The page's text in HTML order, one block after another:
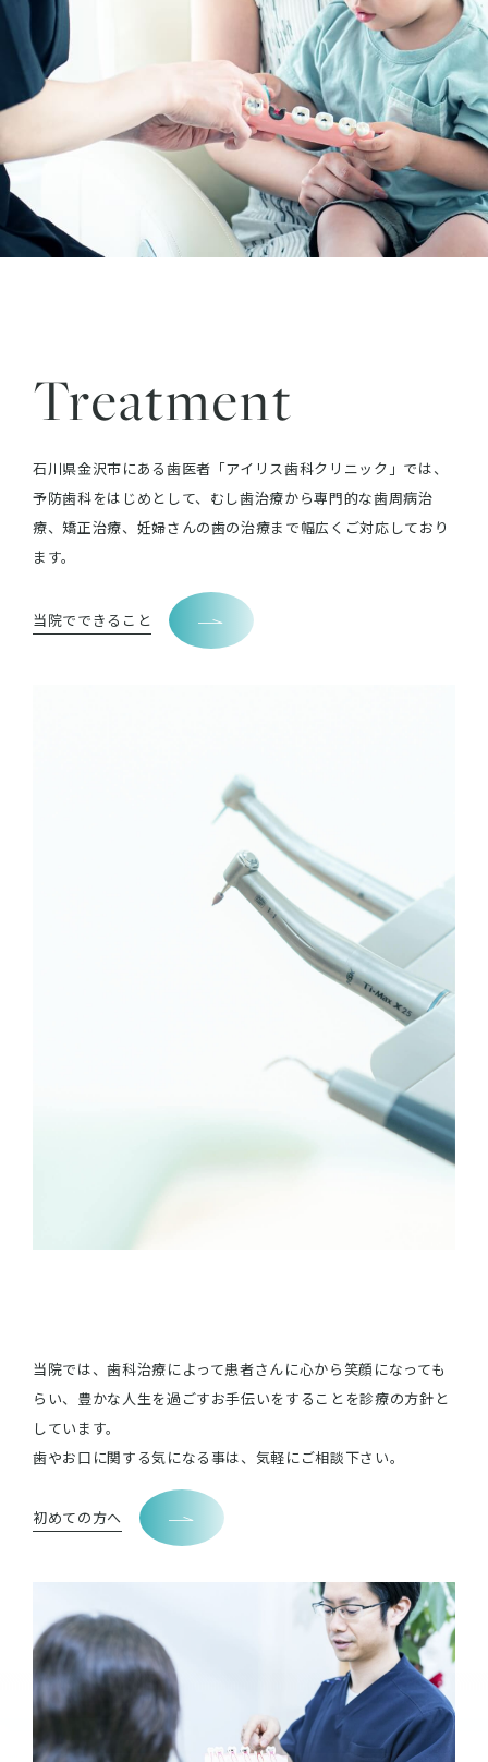
Treatment
石川県金沢市にある歯医者「アイリス歯科クリニック」では、
予防歯科をはじめとして、むし歯治療から専門的な歯周病治
療、矯正治療、妊婦さんの歯の治療まで幅広くご対応しており
ます。
当院でできること
当院では、歯科治療によって患者さんに心から笑顔になっても
らい、豊かな人生を過ごすお手伝いをすることを診療の方針と
しています。
歯やお口に関する気になる事は、気軽にご相談下さい。
初めての方へ